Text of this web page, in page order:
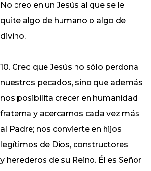
No creo en un Jesús al que se le
quite algo de humano o algo de
divino.
10. Creo que Jesús no sólo perdona
nuestros pecados, sino que además
nos posibilita crecer en humanidad
fraterna y acercarnos cada vez más
al Padre; nos convierte en hijos
legítimos de Dios, constructores
y herederos de su Reino. Él es Señor